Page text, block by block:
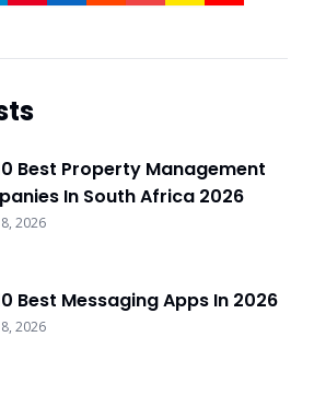
Best Property Management
In South Africa 2026
2026
Best Messaging Apps In 2026
2026